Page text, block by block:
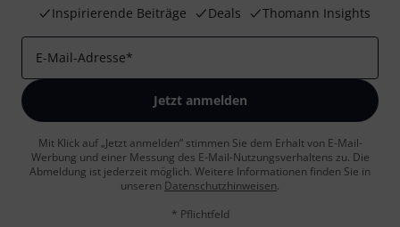
Inspirierende Beiträge
Deals Thomann Insights
E-Mail-Adresse*
Jetzt anmelden
Mit Klick auf „Jetzt anmelden“ stimmen Sie dem Erhalt von E-Mail-
Werbung und einer Messung des E-Mail-Nutzungsverhaltens zu. Die
Abmeldung ist jederzeit möglich. Weitere Informationen finden Sie in
unseren Datenschutzhinweisen.
* Pflichtfeld